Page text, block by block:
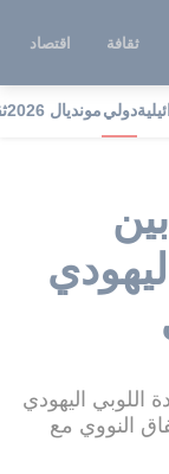
ثقافة اقتصاد
دوليمونديال 2026
من قادة اللوبي اليهودي
النووي مع